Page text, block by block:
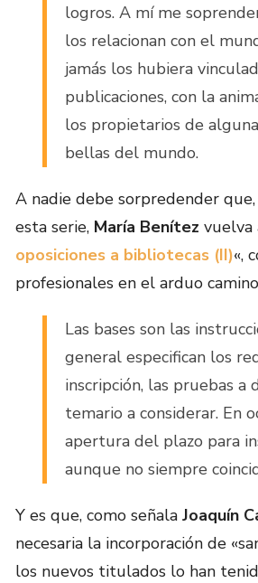
logros. A mí me
los relacionan con el
jamás los hubiera
publicaciones, con la
los propietarios de
bellas del mundo.
A nadie debe sorpredender
esta serie, María Benítez vuelva
oposiciones a bibliotecas (II)«,
profesionales en el arduo
Las bases son las
general especifican los
inscripción, las pruebas
temario a considerar. En
apertura del plazo para
aunque no siempre
Y es que, como señala Joaquín
necesaria la incorporación de
los nuevos titulados lo han